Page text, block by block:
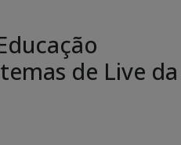
de Live da